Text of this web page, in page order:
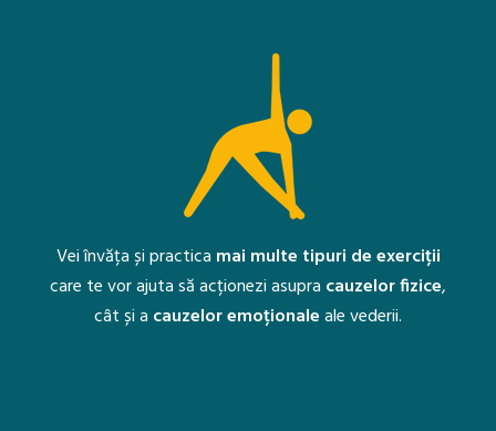
Vei învăța și practica mai multe tipuri de exerciții
care te vor ajuta să acționezi asupra cauzelor fizice,
cât și a cauzelor emoționaleale vederii.